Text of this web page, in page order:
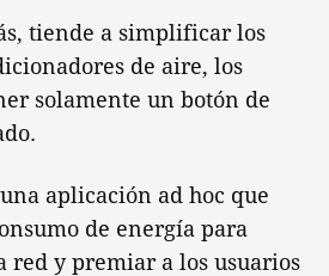
tiende a simplificar los
de aire, los
solamente un botón de
aplicación ad hoc que
de energía para
red y premiar a los usuarios